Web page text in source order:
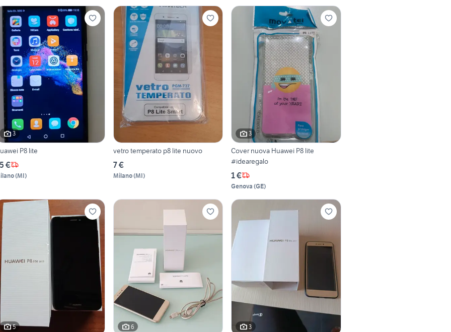
3
P8 lite
€
(MI)
vetro temperato p8 lite nuovo
7 €
Milano(MI)
3
Cover nuova Huawei P8 lite
#idearegalo
1 €
Genova (GE)
5 6 3